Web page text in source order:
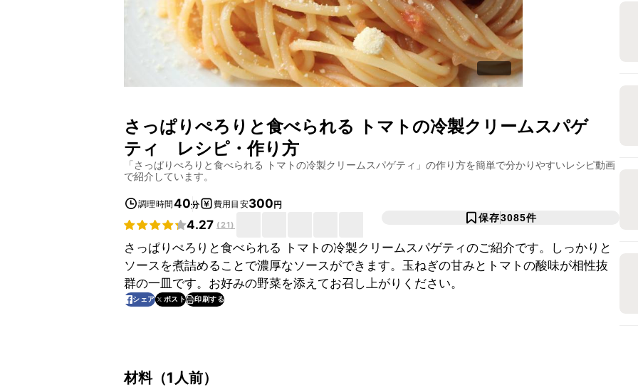
さっぱりぺろりと食べられる トマトの冷製クリームスパゲ
ティ
レシピ・作り方
「さっぱりぺろりと食べられる トマトの冷製クリームスパゲティ 」の作り方を簡単で分かりやすいレシピ動画
で紹介しています。
調理時間40分 費用目安300円
4.27 (21)
保存3085件
さっぱりぺろりと食べられる トマトの冷製クリームスパゲティのご紹介です。しっかりと
ソースを煮詰めることで濃厚なソースができます。玉ねぎの甘みとトマトの酸味が相性抜
群の一皿です。お好みの野菜を添えてお召し上がりください。
シェア ポスト 印刷する
材料（1人前）